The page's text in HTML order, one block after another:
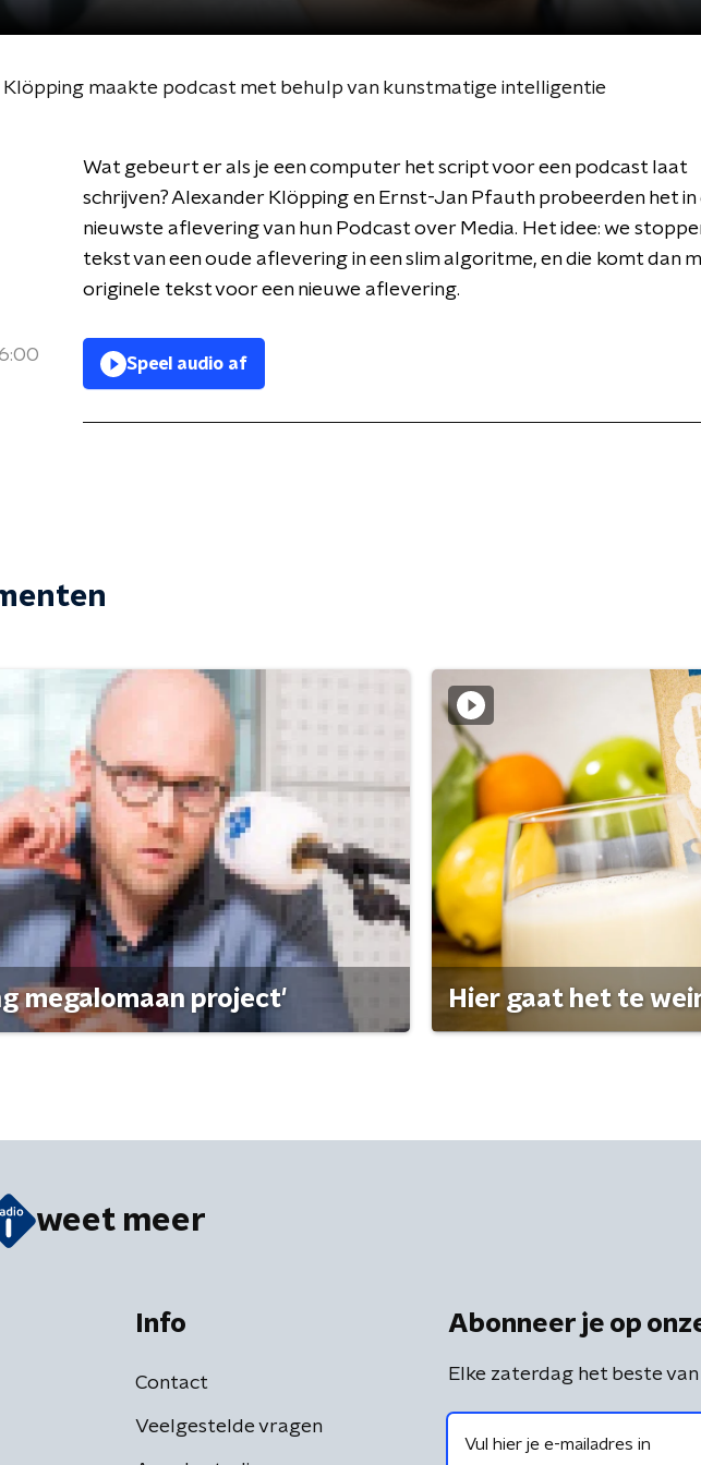
maakte podcast met behulp van kunstmatige intelligentie
Wat gebeurt er als je een computer het script voor een podcast laat
schrijven? Alexander Klöpping en Ernst-Jan Pfauth probeerden het in
nieuwste aflevering van hun Podcast over Media. Het idee: we
tekst van een oude aflevering in een slim algoritme, en die komt dan
originele tekst voor een nieuwe aflevering.
Speel audio af
megalomaan project' Hier gaat het te
weet meer
Info
Contact
Veelgestelde vragen
Abonneer je op
Elke zaterdag het beste van